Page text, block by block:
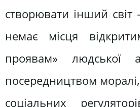
створювати інший світ
немає місця
проявам» людської
посередництвом
соціальних